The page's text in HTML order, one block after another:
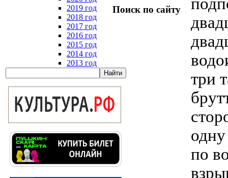
2019 год
2018 год
2017 год
2016 год
2015 год
2014 год
2013 год
Поиск по сайту
три
по